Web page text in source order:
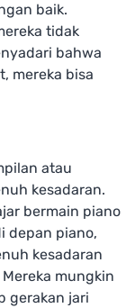
baik.
tidak
bahwa
mereka bisa
atau
kesadaran.
bermain piano
depan piano,
kesadaran
mungkin
gerakan jari